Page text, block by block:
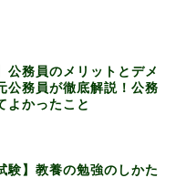
公務員のメリットとデメ
公務員が徹底解説！公務
よかったこと
験】教養の勉強のしかた